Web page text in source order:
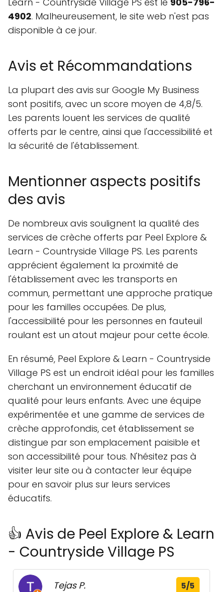
4902. Malheureusement, le site web n'est pas
disponible à ce jour.
Avis et Récommandations
La plupart des avis sur Google My Business
sont positifs, avec un score moyen de 4,8/5.
Les parents louent les services de qualité
offerts par le centre, ainsi que l'accessibilité et
la sécurité de l'établissement.
Mentionner aspects positifs
des avis
De nombreux avis soulignent la qualité des
services de crèche offerts par Peel Explore &
Learn - Countryside Village PS. Les parents
apprécient également la proximité de
l'établissement avec les transports en
commun, permettant une approche pratique
pour les familles occupées. De plus,
l'accessibilité pour les personnes en fauteuil
roulant est un atout majeur pour cette école.
En résumé, Peel Explore & Learn - Countryside
Village PS est un endroit idéal pour les familles
cherchant un environnement éducatif de
qualité pour leurs enfants. Avec une équipe
expérimentée et une gamme de services de
crèche approfondis, cet établissement se
distingue par son emplacement paisible et
son accessibilité pour tous. N'hésitez pas à
visiter leur site ou à contacter leur équipe
pour en savoir plus sur leurs services
éducatifs.
👍 Avis de Peel Explore & Learn
- Countryside Village PS
Tejas P. 5/5